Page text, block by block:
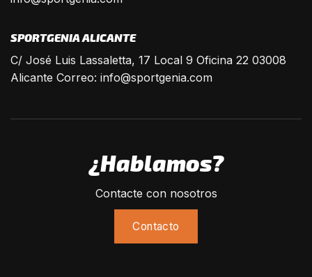
SPORTGENIA ALICANTE
C/ José Luis Lassaletta, 17 Local 9 Oficina 22 03008
Alicante Correo: info@sportgenia.com
¿Hablamos?
Contacte con nosotros
Contacto